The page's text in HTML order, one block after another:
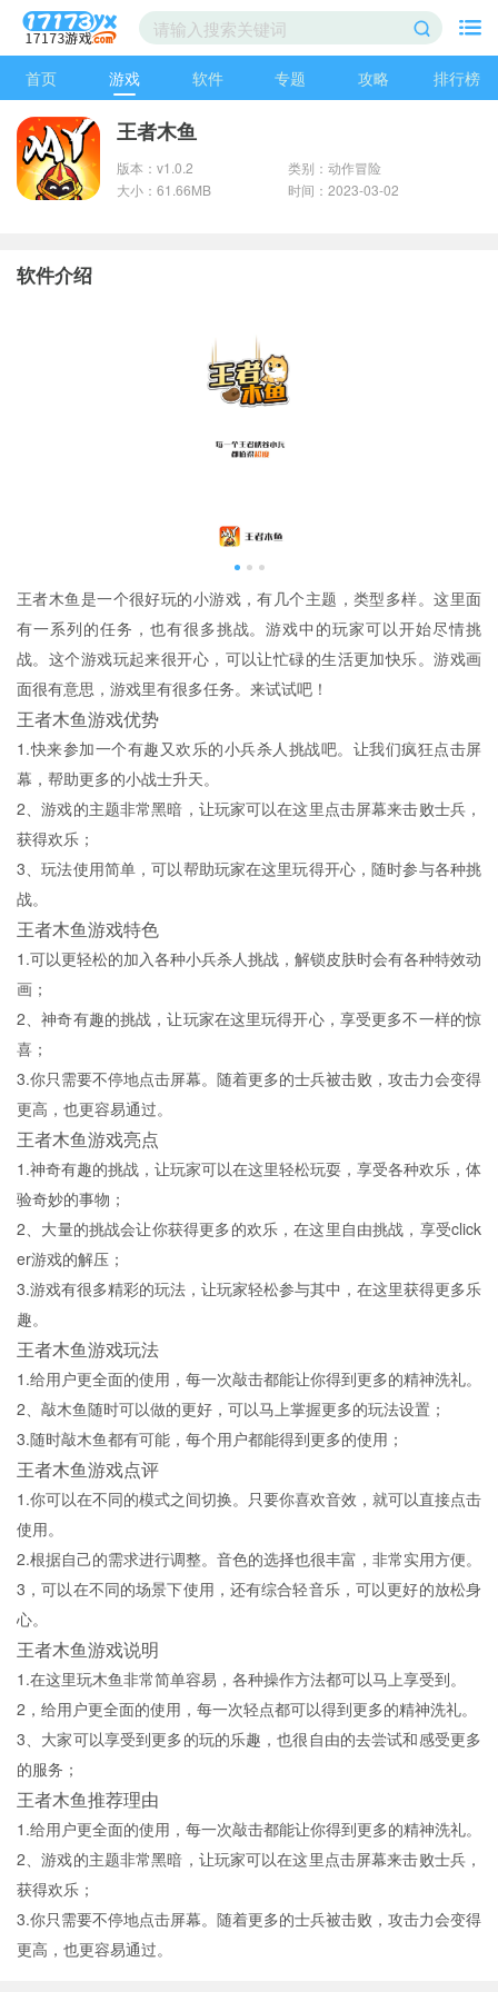
首页 游戏 软件 专题 攻略 排行榜
王者木鱼
版本：v1.0.2
类别：动作冒险
大小：61.66MB
时间：2023-03-02
软件介绍
王者木鱼是一个很好玩的小游戏，有几个主题，类型多样。这里面
有一系列的任务，也有很多挑战。游戏中的玩家可以开始尽情挑
战。这个游戏玩起来很开心，可以让忙碌的生活更加快乐。游戏画
面很有意思，游戏里有很多任务。来试试吧！
王者木鱼游戏优势
1.快来参加一个有趣又欢乐的小兵杀人挑战吧。让我们疯狂点击屏
幕，帮助更多的小战士升天。
2、游戏的主题非常黑暗，让玩家可以在这里点击屏幕来击败士兵，
获得欢乐；
3、玩法使用简单，可以帮助玩家在这里玩得开心，随时参与各种挑
战。
王者木鱼游戏特色
1.可以更轻松的加入各种小兵杀人挑战，解锁皮肤时会有各种特效动
画；
2、神奇有趣的挑战，让玩家在这里玩得开心，享受更多不一样的惊
喜；
3.你只需要不停地点击屏幕。随着更多的士兵被击败，攻击力会变得
更高，也更容易通过。
王者木鱼游戏亮点
1.神奇有趣的挑战，让玩家可以在这里轻松玩耍，享受各种欢乐，体
验奇妙的事物；
2、大量的挑战会让你获得更多的欢乐，在这里自由挑战，享受click
er游戏的解压；
3.游戏有很多精彩的玩法，让玩家轻松参与其中，在这里获得更多乐
趣。
王者木鱼游戏玩法
1.给用户更全面的使用，每一次敲击都能让你得到更多的精神洗礼。
2、敲木鱼随时可以做的更好，可以马上掌握更多的玩法设置；
3.随时敲木鱼都有可能，每个用户都能得到更多的使用；
王者木鱼游戏点评
1.你可以在不同的模式之间切换。只要你喜欢音效，就可以直接点击
使用。
2.根据自己的需求进行调整。音色的选择也很丰富，非常实用方便。
3，可以在不同的场景下使用，还有综合轻音乐，可以更好的放松身
心。
王者木鱼游戏说明
1.在这里玩木鱼非常简单容易，各种操作方法都可以马上享受到。
2，给用户更全面的使用，每一次轻点都可以得到更多的精神洗礼。
3、大家可以享受到更多的玩的乐趣，也很自由的去尝试和感受更多
的服务；
王者木鱼推荐理由
1.给用户更全面的使用，每一次敲击都能让你得到更多的精神洗礼。
2、游戏的主题非常黑暗，让玩家可以在这里点击屏幕来击败士兵，
获得欢乐；
3.你只需要不停地点击屏幕。随着更多的士兵被击败，攻击力会变得
更高，也更容易通过。